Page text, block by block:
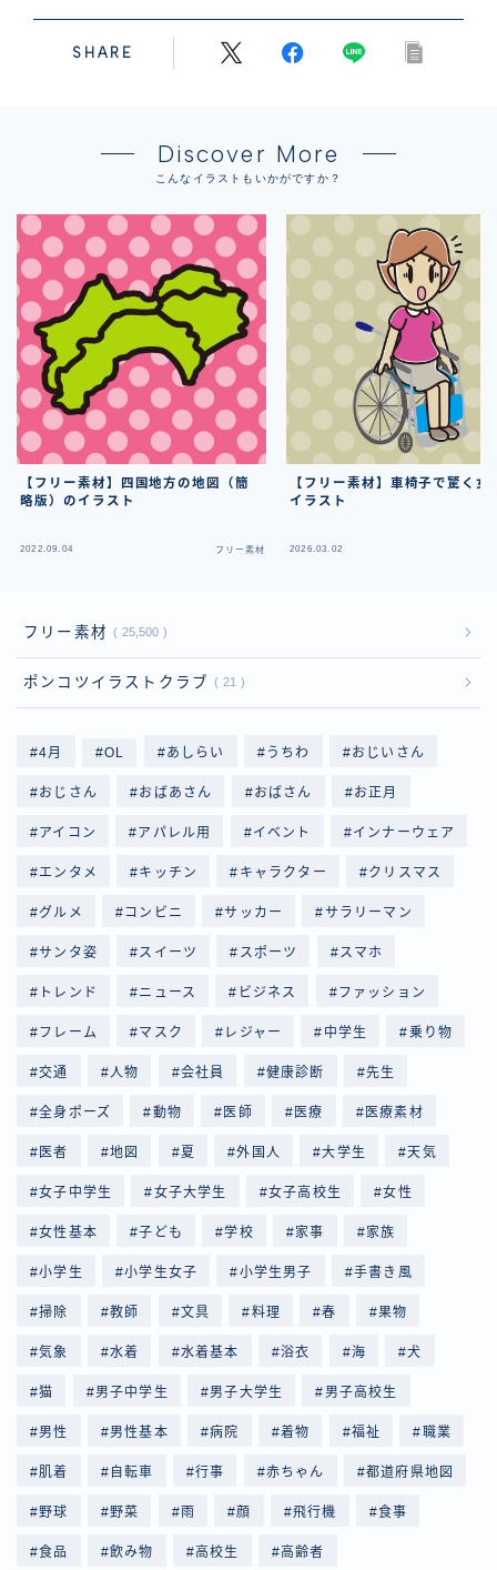
Follow Me
SHARE
Discover More
こんなイラストもいかがですか？
【フリー素材】四国地方の地図（簡
略版）のイラスト
2022.09.04 フリー素材
【フリー素材】車椅子で驚く女
イラスト
2026.03.02
フリー素材 25,500
ポンコツイラストクラブ 21
4月 OL あしらい うちわ おじいさん
おじさん おばあさん おばさん お正月
アイコン アパレル用 イベント インナーウェア
エンタメ キッチン キャラクター クリスマス
グルメ コンビニ サッカー サラリーマン
サンタ姿 スイーツ スポーツ スマホ
トレンド ニュース ビジネス ファッション
フレーム マスク レジャー 中学生 乗り物
交通 人物 会社員 健康診断 先生
全身ポーズ 動物 医師 医療 医療素材
医者 地図 夏 外国人 大学生 天気
女子中学生 女子大学生 女子高校生 女性
女性基本 子ども 学校 家事 家族
小学生 小学生女子 小学生男子 手書き風
掃除 教師 文具 料理 春 果物
気象 水着 水着基本 浴衣 海 犬
猫 男子中学生 男子大学生 男子高校生
男性 男性基本 病院 着物 福祉 職業
肌着 自転車 行事 赤ちゃん 都道府県地図
野球 野菜 雨 顔 飛行機 食事
食品 飲み物 高校生 高齢者